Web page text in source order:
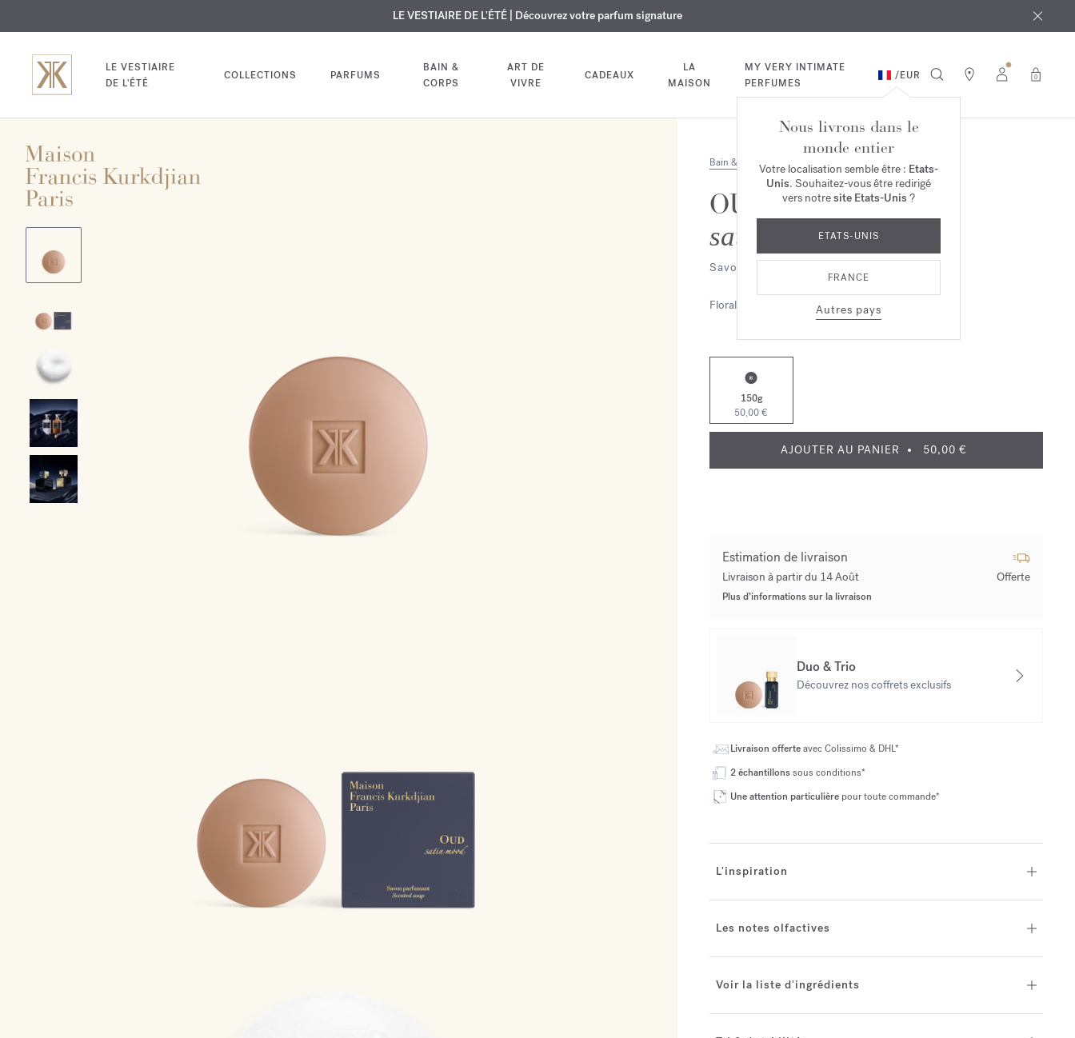
EXCLUSIF | Découvrez le nouveau parfum OUDvelvet mooddans votre commande*
GRAVURE OFFERTE | Sur tous les parfums et huiles pour le corps jusqu'au 9 août
LE VESTIAIRE DE L'ÉTÉ | Découvrez votre parfum signature
LE VESTIAIRE
DE L'ÉTÉ
COLLECTIONS PARFUMS
BAIN &
CORPS
ART DE
VIVRE
CADEAUX
LA
MAISON
MY VERY INTIMATE
PERFUMES
/EUR 0
Nous livrons dans le
monde entier
Votre localisation semble être : Etats-
Unis. Souhaitez-vous être redirigé
vers notresite Etats-Unis ?
ETATS-UNIS
FRANCE
Autres pays
Bain & Corps
OUD
satin mood
Savon parfumant
Florale Boisée
150g
50,00 €
AJOUTER AU PANIER 50,00 €
Estimation de livraison
Livraison à partir du 14 Août Offerte
Plus d’informations sur la livraison
Duo & Trio
Découvrez nos coffrets exclusifs
Livraison offerteavec Colissimo & DHL*
2 échantillonssous conditions*
Une attention particulière pour toute commande*
L'inspiration
Les notes olfactives
Voir la liste d'ingrédients